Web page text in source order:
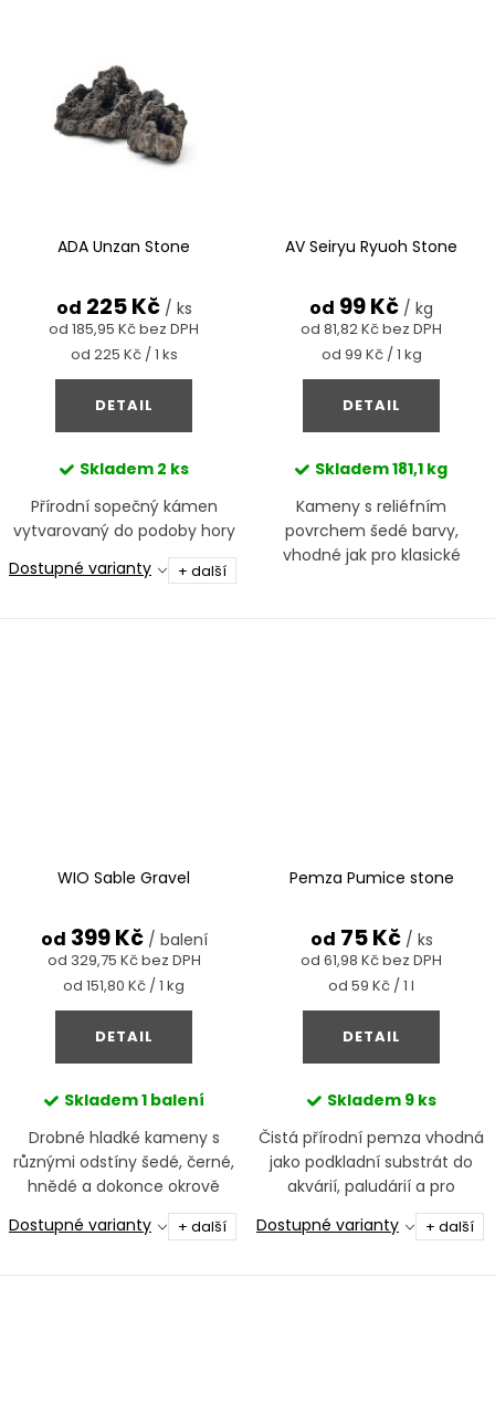
ADA Unzan Stone
od 185,95 Kč bez DPH
od 225 Kč / ks
Měrná
cena:
od 225 Kč / 1 ks
DETAIL
Skladem 2 ks
Přírodní sopečný kámen
vytvarovaný do podoby hory
Dostupné varianty
+ další
AV Seiryu Ryuoh Stone
od 81,82 Kč bez DPH
od 99 Kč / kg
Měrná
cena:
od 99 Kč / 1 kg
DETAIL
Skladem181,1 kg
Kameny s reliéfním
povrchem šedé barvy,
vhodné jak pro klasické
WIO Sable Gravel
od 329,75 Kč bez DPH
od 399 Kč / balení
Měrná
cena:
od 151,80 Kč / 1 kg
DETAIL
Skladem1 balení
Drobné hladké kameny s
různými odstíny šedé, černé,
hnědé a dokonce okrově
červené barvy.
Dostupné varianty + další
Pemza Pumice stone
od 61,98 Kč bez DPH
od 75 Kč / ks
Měrná
cena:
od 59 Kč / 1 l
DETAIL
Skladem 9 ks
Čistá přírodní pemza vhodná
jako podkladní substrát do
akvárií, paludárií a pro
vylehčení pěstebního
substrátu pro rostliny.
Dostupné varianty + další